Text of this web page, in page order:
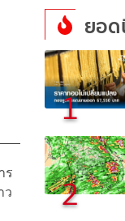
ร
ว
ยอ
1
2